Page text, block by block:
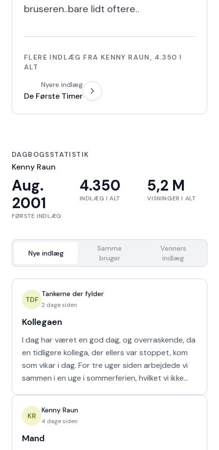
bruseren..bare lidt oftere..
FLERE INDLÆG FRA KENNY RAUN , 4.350 I
ALT
Nyere indlæg
De Første Timer
DAGBOGSSTATISTIK
Kenny Raun
Aug.
2001
FØRSTE INDLÆG
4.350
INDLÆG I ALT
5,2 M
VISNINGER I ALT
Nye indlæg
Samme
bruger
Venners
indlæg
TDF
Tankerne der fylder
2 dage siden
Kollegaen
I dag har været en god dag, og overraskende, da
en tidligere kollega, der ellers var stoppet, kom
som vikar i dag. For tre uger siden arbejdede vi
sammen i en uge i sommerferien, hvilket vi ikke
KR
Kenny Raun
4 dage siden
Mand